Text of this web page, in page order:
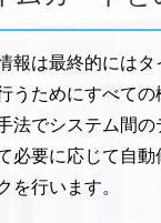
報は最終的には
うためにすべて
法でシステム間
必要に応じて自
を行います。